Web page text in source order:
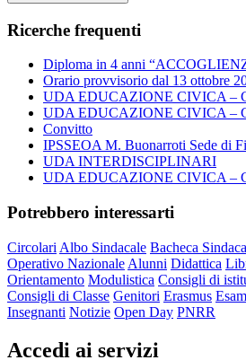
Ricerche frequenti
Diploma in 4 anni
Orario provvisorio dal 13 ottobre
UDA EDUCAZIONE CIVICA –
UDA EDUCAZIONE CIVICA –
Convitto
IPSSEOA M. Buonarroti Sede di
UDA INTERDISCIPLINARI
UDA EDUCAZIONE CIVICA –
Potrebbero interessarti
Circolari Albo Sindacale Bacheca
Operativo Nazionale Alunni Didattica
Orientamento Modulistica Consigli di
Consigli di Classe Genitori Erasmus
Insegnanti Notizie Open Day PNRR
Accedi ai servizi